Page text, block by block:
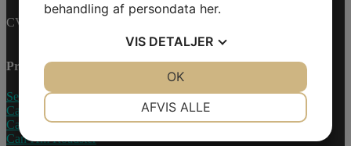
CVR-nummer: 27233678
Produkter
Sea-Doo Vandscooter
Can-Am ATV
Can-Am UTV
Can-Am Roadster
behandling af persondata her.
VIS DETALJER
AFVIS ALLE
OK